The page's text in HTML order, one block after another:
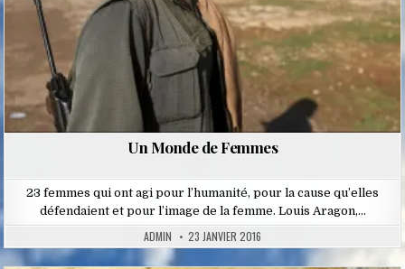
Un Monde de Femmes
23 femmes qui ont agi pour l’humanité, pour la cause qu’elles
défendaient et pour l’image de la femme. Louis Aragon,…
ADMIN 23 JANVIER 2016